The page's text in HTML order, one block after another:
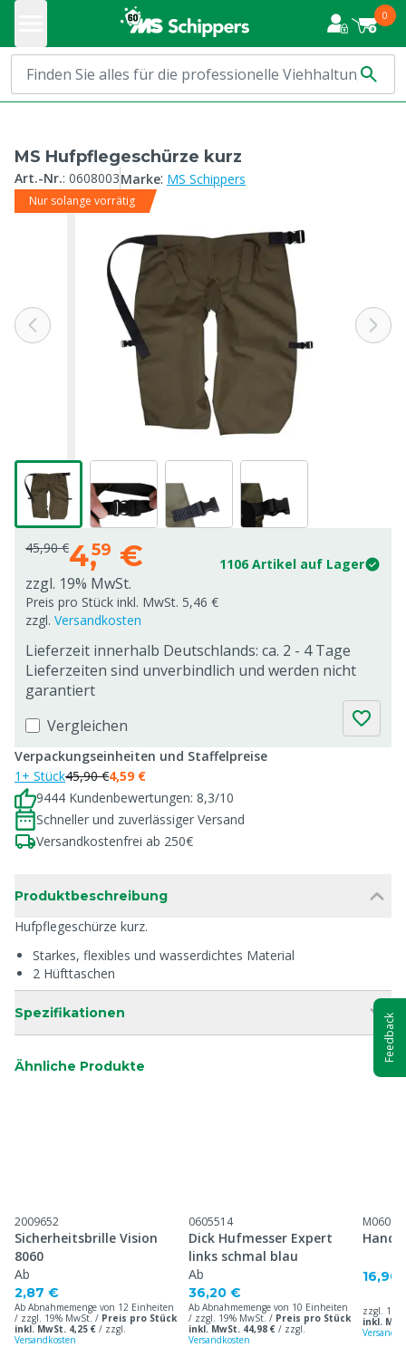
0
MS Hufpflegeschürze kurz
Art.-Nr.: 0608003Marke: MS Schippers
Nur solange vorrätig
45,90 €4,59 € 1106 Artikel auf Lager
zzgl. 19% MwSt.
Preis pro Stück inkl. MwSt. 5,46 €
zzgl. Versandkosten
Lieferzeit innerhalb Deutschlands: ca. 2 - 4 Tage
Lieferzeiten sind unverbindlich und werden nicht
garantiert
Vergleichen
Verpackungseinheiten und Staffelpreise
1+ Stück45,90 €4,59 €
9444 Kundenbewertungen: 8,3/10
Schneller und zuverlässiger Versand
Versandkostenfrei ab 250€
Produktbeschreibung
Hufpflegeschürze kurz.
Starkes, flexibles und wasserdichtes Material
2 Hüfttaschen
Spezifikationen
Ähnliche Produkte
2009652
Sicherheitsbrille Vision
8060
Ab
2,87 €
Ab Abnahmemenge von 12 Einheiten
/ zzgl. 19% MwSt. / Preis pro Stück
inkl. MwSt. 4,25 € / zzgl.
Versandkosten
0605514
Dick Hufmesser Expert
links schmal blau
Ab
36,20 €
Ab Abnahmemenge von 10 Einheiten
/ zzgl. 19% MwSt. / Preis pro Stück
inkl. MwSt. 44,98 € / zzgl.
Versandkosten
16,90
zzgl.
inkl.
Feedback